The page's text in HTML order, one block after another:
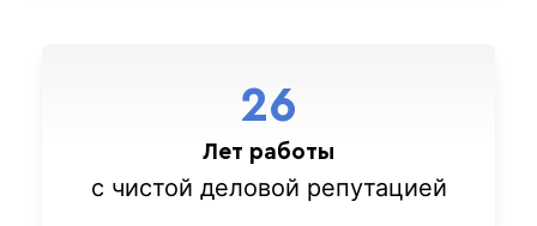
26
Лет работы
с чистой деловой репутацией